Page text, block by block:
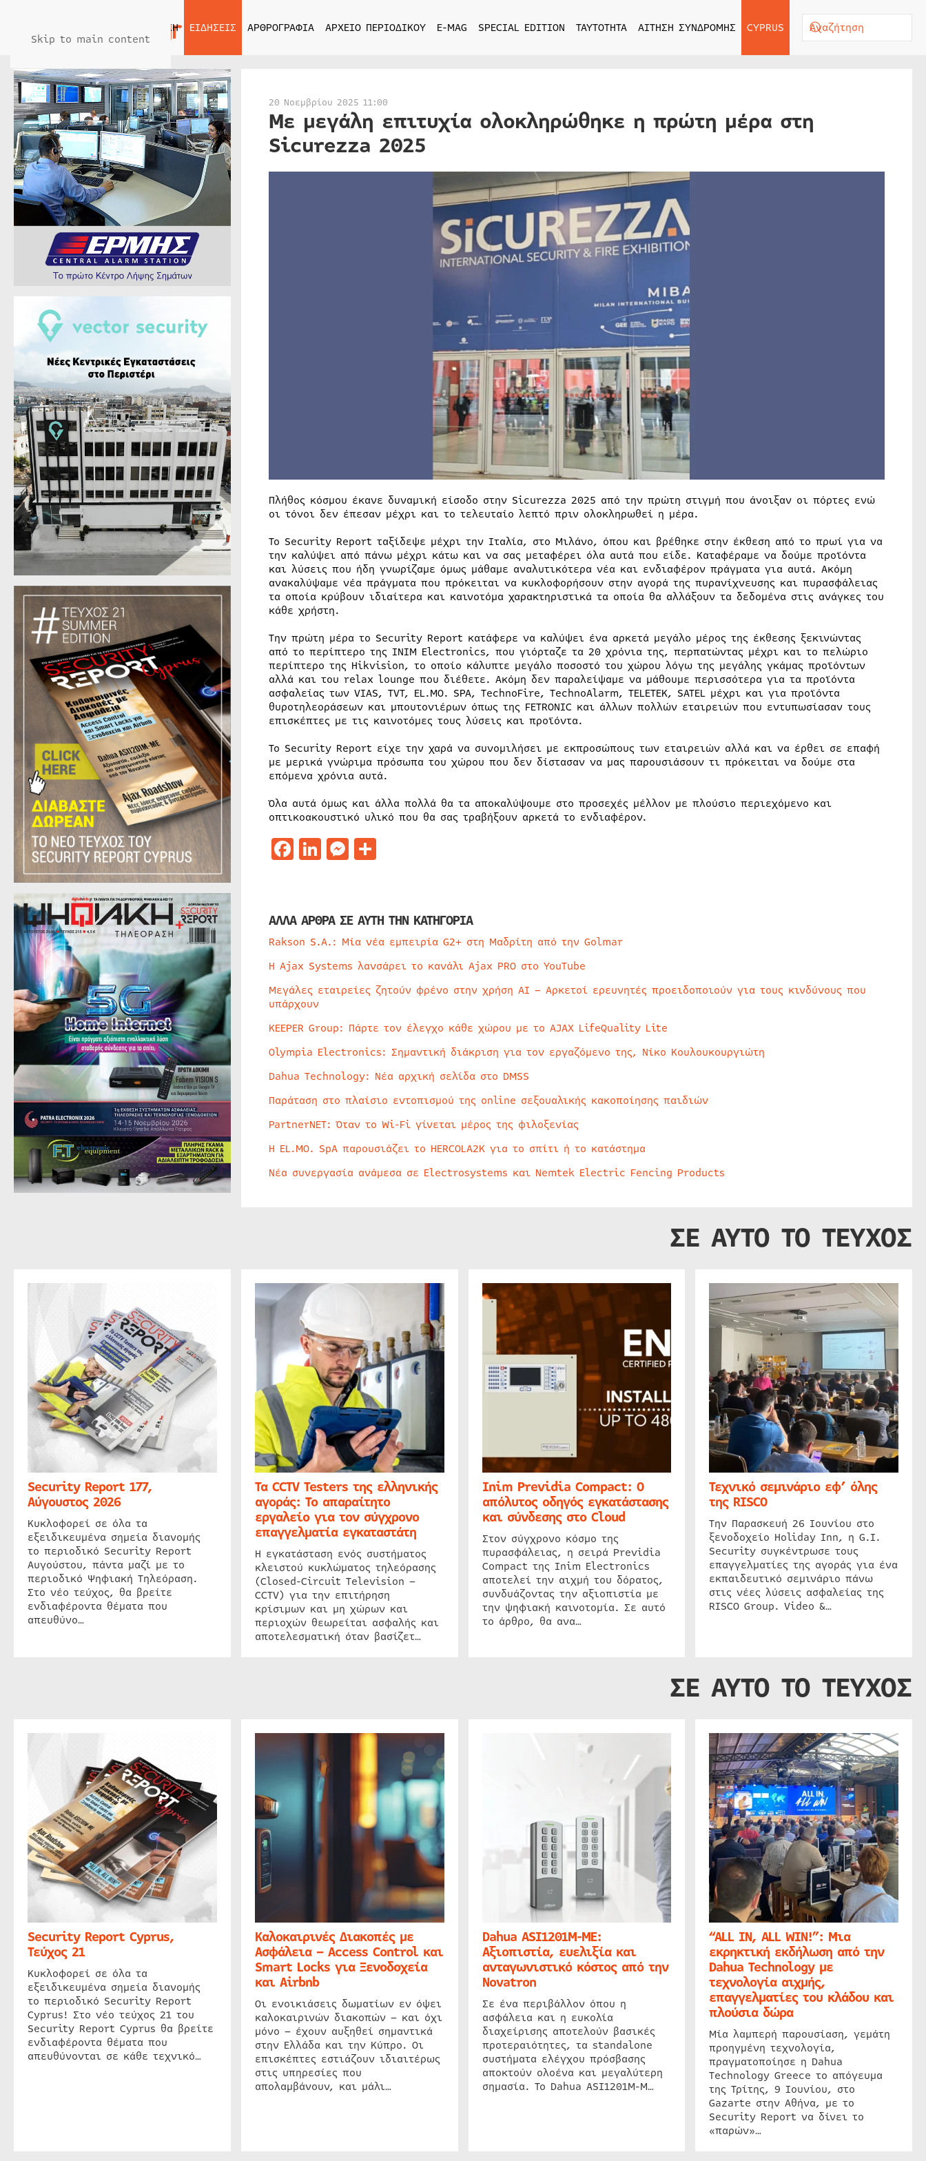
Skip to main content
ΑΡΧΙΚΗ ΕΙΔΗΣΕΙΣ ΑΡΘΡΟΓΡΑΦΙΑ ΑΡΧΕΙΟ ΠΕΡΙΟΔΙΚΟΥ E-MAG SPECIAL EDITION ΤΑΥΤΟΤΗΤΑ ΑΙΤΗΣΗ ΣΥΝΔΡΟΜΗΣ CYPRUS
20 Νοεμβρίου 2025 11:00
Με μεγάλη επιτυχία ολοκληρώθηκε η πρώτη μέρα στη
Sicurezza 2025
Πλήθος κόσμου έκανε δυναμική είσοδο στην Sicurezza 2025 από την πρώτη στιγμή που άνοιξαν οι πόρτες ενώ
οι τόνοι δεν έπεσαν μέχρι και το τελευταίο λεπτό πριν ολοκληρωθεί η μέρα.
Το Security Report ταξίδεψε μέχρι την Ιταλία, στο Μιλάνο, όπου και βρέθηκε στην έκθεση από το πρωί για να
την καλύψει από πάνω μέχρι κάτω και να σας μεταφέρει όλα αυτά που είδε. Καταφέραμε να δούμε προϊόντα
και λύσεις που ήδη γνωρίζαμε όμως μάθαμε αναλυτικότερα νέα και ενδιαφέρον πράγματα για αυτά. Ακόμη
ανακαλύψαμε νέα πράγματα που πρόκειται να κυκλοφορήσουν στην αγορά της πυρανίχνευσης και πυρασφάλειας
τα οποία κρύβουν ιδιαίτερα και καινοτόμα χαρακτηριστικά τα οποία θα αλλάξουν τα δεδομένα στις ανάγκες του
κάθε χρήστη.
Την πρώτη μέρα το Security Report κατάφερε να καλύψει ένα αρκετά μεγάλο μέρος της έκθεσης ξεκινώντας
από το περίπτερο της INIM Electronics, που γιόρταζε τα 20 χρόνια της, περπατώντας μέχρι και το πελώριο
περίπτερο της Hikvision, το οποίο κάλυπτε μεγάλο ποσοστό του χώρου λόγω της μεγάλης γκάμας προϊόντων
αλλά και του relax lounge που διέθετε. Ακόμη δεν παραλείψαμε να μάθουμε περισσότερα για τα προϊόντα
ασφαλείας των VIAS, TVT, EL.MO. SPA, TechnoFire, TechnoAlarm, TELETEK, SATEL μέχρι και για προϊόντα
θυροτηλεοράσεων και μπουτονιέρων όπως της FETRONIC και άλλων πολλών εταιρειών που εντυπωσίασαν τους
επισκέπτες με τις καινοτόμες τους λύσεις και προϊόντα.
Το Security Report είχε την χαρά να συνομιλήσει με εκπροσώπους των εταιρειών αλλά και να έρθει σε επαφή
με μερικά γνώριμα πρόσωπα του χώρου που δεν δίστασαν να μας παρουσιάσουν τι πρόκειται να δούμε στα
επόμενα χρόνια αυτά.
Όλα αυτά όμως και άλλα πολλά θα τα αποκαλύψουμε στο προσεχές μέλλον με πλούσιο περιεχόμενο και
οπτικοακουστικό υλικό που θα σας τραβήξουν αρκετά το ενδιαφέρον.
Facebook
LinkedIn
Messenger
Μοιραστείτε
ΑΛΛΑ ΑΡΘΡΑ ΣΕ ΑΥΤΗ ΤΗΝ ΚΑΤΗΓΟΡΙΑ
Rakson S.A.: Μία νέα εμπειρία G2+ στη Μαδρίτη από την Golmar
Η Ajax Systems λανσάρει το κανάλι Ajax PRO στο YouTube
Μεγάλες εταιρείες ζητούν φρένο στην χρήση AI – Αρκετοί ερευνητές προειδοποιούν για τους κινδύνους που
υπάρχουν
KEEPER Group: Πάρτε τον έλεγχο κάθε χώρου με το AJAX LifeQuality Lite
Olympia Electronics: Σημαντική διάκριση για τον εργαζόμενο της, Νίκο Κουλουκουργιώτη
Dahua Technology: Νέα αρχική σελίδα στο DMSS
Παράταση στο πλαίσιο εντοπισμού της online σεξουαλικής κακοποίησης παιδιών
PartnerNET: Όταν το Wi-Fi γίνεται μέρος της φιλοξενίας
Η EL.MO. SpA παρουσιάζει το HERCOLA2K για το σπίτι ή το κατάστημα
Νέα συνεργασία ανάμεσα σε Electrosystems και Nemtek Electric Fencing Products
ΣΕ ΑΥΤΟ ΤΟ ΤΕΥΧΟΣ
Security Report 177,
Αύγουστος 2026
Κυκλοφορεί σε όλα τα
εξειδικευμένα σημεία διανομής
το περιοδικό Security Report
Αυγούστου, πάντα μαζί με το
περιοδικό Ψηφιακή Τηλεόραση.
Στο νέο τεύχος, θα βρείτε
ενδιαφέροντα θέματα που
απευθύνο…
Τα CCTV Testers της ελληνικής
αγοράς: Το απαραίτητο
εργαλείο για τον σύγχρονο
επαγγελματία εγκαταστάτη
Η εγκατάσταση ενός συστήματος
κλειστού κυκλώματος τηλεόρασης
(Closed-Circuit Television –
CCTV) για την επιτήρηση
κρίσιμων και μη χώρων και
περιοχών θεωρείται ασφαλής και
αποτελεσματική όταν βασίζετ…
Inim Previdia Compact: Ο
απόλυτος οδηγός εγκατάστασης
και σύνδεσης στο Cloud
Στον σύγχρονο κόσμο της
πυρασφάλειας, η σειρά Previdia
Compact της Inim Electronics
αποτελεί την αιχμή του δόρατος,
συνδυάζοντας την αξιοπιστία με
την ψηφιακή καινοτομία. Σε αυτό
το άρθρο, θα ανα…
Τεχνικό σεμινάριο εφ’ όλης
της RISCO
Την Παρασκευή 26 Ιουνίου στο
ξενοδοχείο Holiday Inn, η G.I.
Security συγκέντρωσε τους
επαγγελματίες της αγοράς για ένα
εκπαιδευτικό σεμινάριο πάνω
στις νέες λύσεις ασφαλείας της
RISCO Group. Video &…
ΣΕ ΑΥΤΟ ΤΟ ΤΕΥΧΟΣ
Security Report Cyprus,
Τεύχος 21
Κυκλοφορεί σε όλα τα
εξειδικευμένα σημεία διανομής
το περιοδικό Security Report
Cyprus! Στο νέο τεύχος 21 του
Security Report Cyprus θα βρείτε
ενδιαφέροντα θέματα που
απευθύνονται σε κάθε τεχνικό…
Καλοκαιρινές Διακοπές με
Ασφάλεια – Access Control και
Smart Locks για Ξενοδοχεία
και Airbnb
Οι ενοικιάσεις δωματίων εν όψει
καλοκαιρινών διακοπών – και όχι
μόνο – έχουν αυξηθεί σημαντικά
στην Ελλάδα και την Κύπρο. Οι
επισκέπτες εστιάζουν ιδιαιτέρως
στις υπηρεσίες που
απολαμβάνουν, και μάλι…
Dahua ASI1201M-ME:
Αξιοπιστία, ευελιξία και
ανταγωνιστικό κόστος από την
Novatron
Σε ένα περιβάλλον όπου η
ασφάλεια και η ευκολία
διαχείρισης αποτελούν βασικές
προτεραιότητες, τα standalone
συστήματα ελέγχου πρόσβασης
αποκτούν ολοένα και μεγαλύτερη
σημασία. Το Dahua ASI1201M-M…
“ALL IN, ALL WIN!”: Μια
εκρηκτική εκδήλωση από την
Dahua Technology με
τεχνολογία αιχμής,
επαγγελματίες του κλάδου και
πλούσια δώρα
Μία λαμπερή παρουσίαση, γεμάτη
προηγμένη τεχνολογία,
πραγματοποίησε η Dahua
Technology Greece το απόγευμα
της Τρίτης, 9 Ιουνίου, στο
Gazarte στην Αθήνα, με το
Security Report να δίνει το
«παρών»…